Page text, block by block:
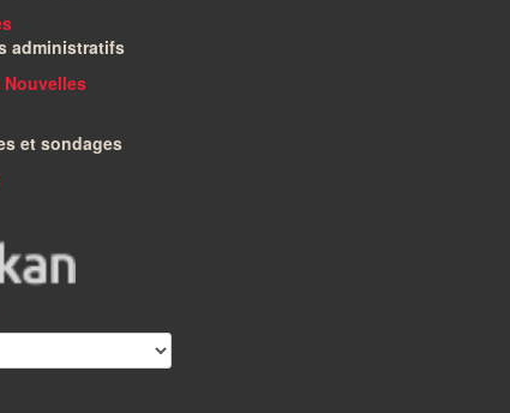
administratifs
et sondages